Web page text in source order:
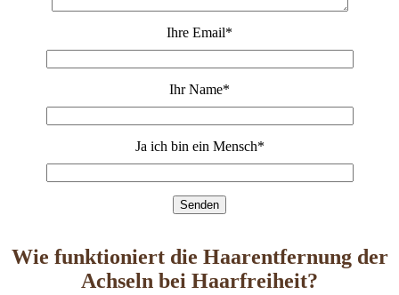
Ihre Email*
Ihr Name*
Ja ich bin ein Mensch*
Wie funktioniert die Haarentfernung der
Achseln bei Haarfreiheit?